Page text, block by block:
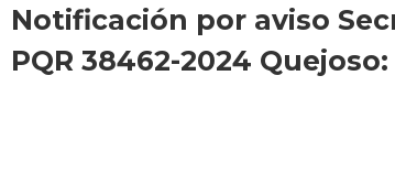
Notificación por aviso
PQR 38462-2024 Quejoso: